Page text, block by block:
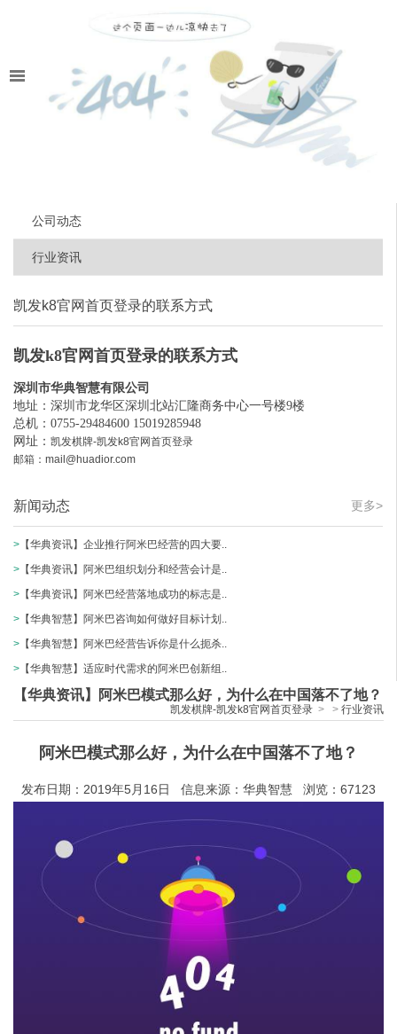
公司动态
行业资讯
凯发k8官网首页登录的联系方式
凯发k8官网首页登录的联系方式
深圳市华典智慧有限公司
地址：深圳市龙华区深圳北站汇隆商务中心一号楼9楼
总机：0755-29484600 15019285948
网址： 凯发棋牌-凯发k8官网首页登录
邮箱： mail@huadior.com
更多>
新闻动态
> 【华典资讯】企业推行阿米巴经营的四大要..
> 【华典资讯】阿米巴组织划分和经营会计是..
> 【华典资讯】阿米巴经营落地成功的标志是..
> 【华典智慧】阿米巴咨询如何做好目标计划..
> 【华典智慧】阿米巴经营告诉你是什么扼杀..
> 【华典智慧】适应时代需求的阿米巴创新组..
【华典资讯】阿米巴模式那么好，为什么在中国落不了地？
凯发棋牌-凯发k8官网首页登录 > > 行业资讯
阿米巴模式那么好，为什么在中国落不了地？
发布日期：2019年5月16日 信息来源：华典智慧 浏览：67123